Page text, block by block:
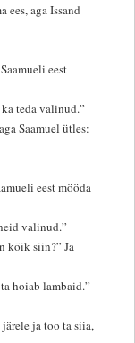
ees, aga Issand
eest
teda valinud.”
Saamuel ütles:
eest mööda
valinud.”
kõik siin?” Ja
hoiab lambaid.”
ja too ta siia,